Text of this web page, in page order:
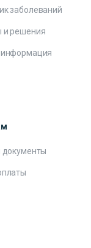
заболеваний
и решения
информация
документы